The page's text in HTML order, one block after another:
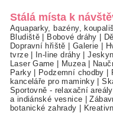
Stálá místa k
Aquaparky, bazény,
Bludiště
Bobové dráhy
Dopravní hřiště
Galerie
tvrze| In-line dráhy |
Laser Game
Muzea|
Parky| Podzemní chodby
kanceláře pro maminky |
Sportovně - relaxační areály
a indiánské vesnice |
botanické zahrady